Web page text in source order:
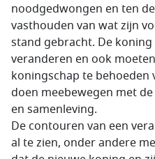
noodgedwongen en ten
vasthouden van wat zijn
stand gebracht. De
veranderen en ook
koningschap te
doen meebewegen met
en samenleving.
De contouren van een
al te zien, onder andere